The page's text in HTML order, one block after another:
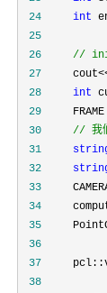
24
int
25
26
//
27
28
int
29
30
// 我
31
32
33
34
35
36
37
38